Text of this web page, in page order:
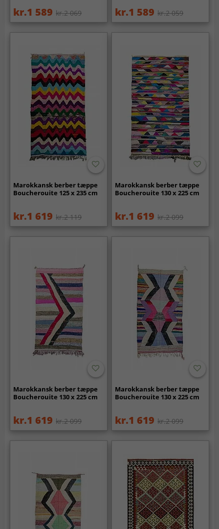
kr.1 589 kr.2 069 kr.1 589 kr.2 059
Marokkansk berber tæppe
Boucherouite 125 x 235 cm
kr.1 619 kr.2 119
Marokkansk berber tæppe
Boucherouite 130 x 225 cm
kr.1 619 kr.2 099
Marokkansk berber tæppe
Boucherouite 130 x 225 cm
kr.1 619 kr.2 099
Marokkansk berber tæppe
Boucherouite 130 x 225 cm
kr.1 619 kr.2 099